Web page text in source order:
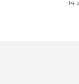
114